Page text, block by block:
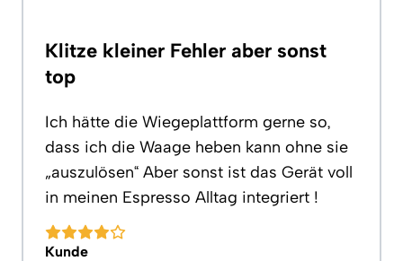
Klitze kleiner Fehler aber sonst
top
Ich hätte die Wiegeplattform gerne so,
dass ich die Waage heben kann ohne sie
„auszulösen“ Aber sonst ist das Gerät voll
in meinen Espresso Alltag integriert !
Kunde